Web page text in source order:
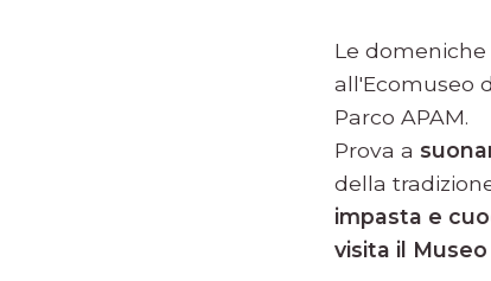
Le
all'Ecomuseo
Parco APAM.
Prova a
della
impasta e
visita il